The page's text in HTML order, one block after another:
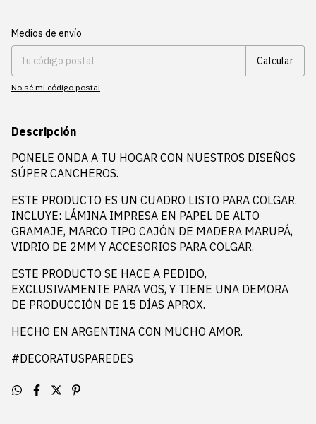
Entregas para el CP:
Medios de envío
Calcular
No sé mi código postal
Descripción
PONELE ONDA A TU HOGAR CON NUESTROS DISEÑOS
SÚPER CANCHEROS.
ESTE PRODUCTO ES UN CUADRO LISTO PARA COLGAR.
INCLUYE: LÁMINA IMPRESA EN PAPEL DE ALTO
GRAMAJE, MARCO TIPO CAJÓN DE MADERA MARUPÁ,
VIDRIO DE 2MM Y ACCESORIOS PARA COLGAR.
ESTE PRODUCTO SE HACE A PEDIDO,
EXCLUSIVAMENTE PARA VOS, Y TIENE UNA DEMORA
DE PRODUCCIÓN DE 15 DÍAS APROX.
HECHO EN ARGENTINA CON MUCHO AMOR.
#DECORATUSPAREDES